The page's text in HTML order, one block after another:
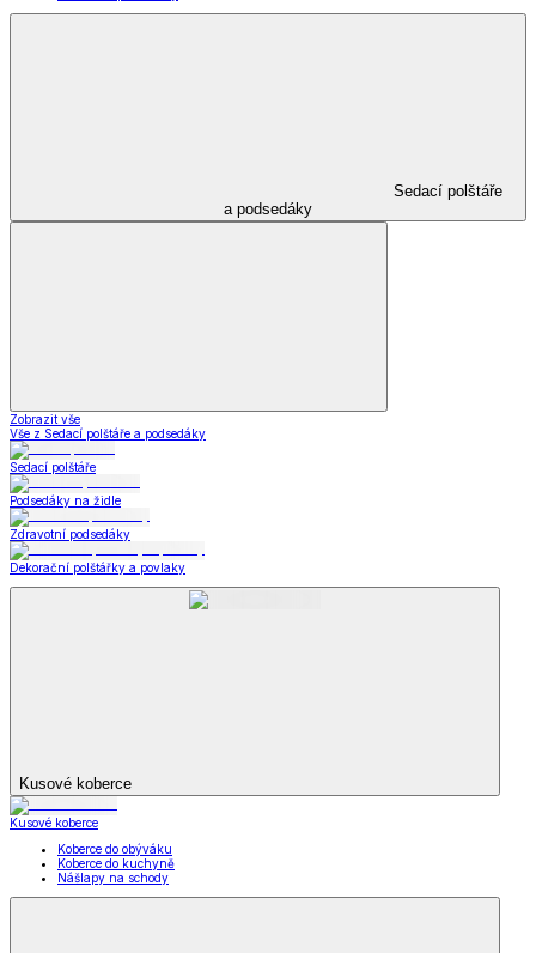
Sedací polštáře
a podsedáky
Zobrazit vše
Vše z Sedací polštáře a podsedáky
Sedací polštáře
Podsedáky na židle
Zdravotní podsedáky
Dekorační polštářky a povlaky
Kusové koberce
Kusové koberce
Koberce do obýváku
Koberce do kuchyně
Nášlapy na schody